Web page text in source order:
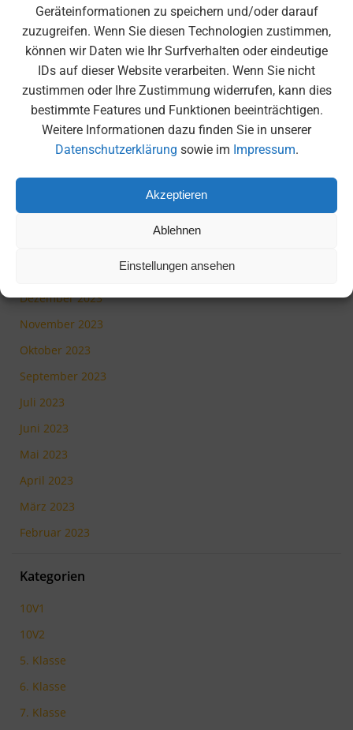
Geräteinformationen zu speichern und/oder darauf
zuzugreifen. Wenn Sie diesen Technologien zustimmen,
können wir Daten wie Ihr Surfverhalten oder eindeutige
IDs auf dieser Website verarbeiten. Wenn Sie nicht
zustimmen oder Ihre Zustimmung widerrufen, kann dies
bestimmte Features und Funktionen beeinträchtigen.
Weitere Informationen dazu finden Sie in unserer
Datenschutzerklärung sowie im Impressum.
Akzeptieren
Ablehnen
Einstellungen ansehen
Februar 2025
November 2024
Oktober 2024
September 2024
Juli 2024
Juni 2024
Dezember 2023
November 2023
Oktober 2023
September 2023
Juli 2023
Juni 2023
Mai 2023
April 2023
März 2023
Februar 2023
Kategorien
10V1
10V2
5. Klasse
6. Klasse
7. Klasse